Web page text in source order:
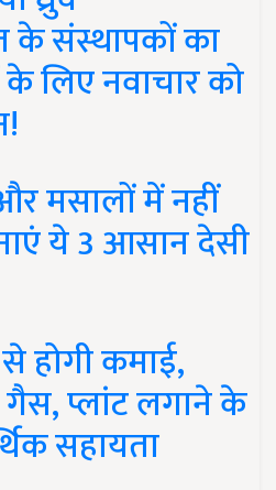
के संस्थापकों का
लिए नवाचार को
मसालों में नहीं
ये 3 आसान देसी
होगी कमाई,
प्लांट लगाने के
सहायता